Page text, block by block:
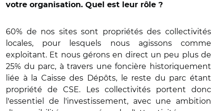
votre organisation. Quel est leur rôle ?
60% de nos sites sont propriétés des collectivités
locales, pour lesquels nous agissons comme
exploitant. Et nous gérons en direct un peu plus de
25% du parc, à travers une foncière historiquement
liée à la Caisse des Dépôts, le reste du parc étant
propriété de CSE. Les collectivités portent donc
l'essentiel de l'investissement, avec une ambition